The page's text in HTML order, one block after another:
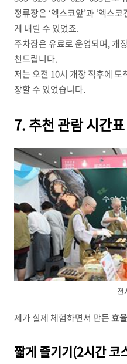
정류장은 ‘엑스코앞’과 ‘엑스
게 내릴 수 있었죠.
주차장은 유료로 운영되며, 개
천드립니다.
저는 오전 10시 개장 직후에
장할 수 있었습니다.
7. 추천 관람 시간표
전
제가 실제 체험하면서 만든효
짧게 즐기기(2시간 코